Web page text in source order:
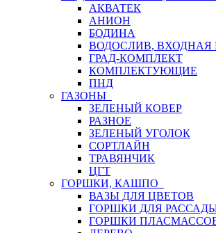
АКВАТЕК
АНИОН
БОДИНА
ВОДОСЛИВ, ВХОДНАЯ
ГРАД-КОМПЛЕКТ
КОМПЛЕКТУЮЩИЕ
ПНД
ГАЗОНЫ
ЗЕЛЕНЫЙ КОВЕР
РАЗНОЕ
ЗЕЛЕНЫЙ УГОЛОК
СОРТЛАЙН
ТРАВЯНЧИК
ЦГТ
ГОРШКИ, КАШПО
ВАЗЫ ДЛЯ ЦВЕТОВ
ГОРШКИ ДЛЯ
ГОРШКИ